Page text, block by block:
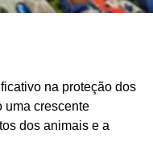
na proteção dos
uma crescente
dos animais e a